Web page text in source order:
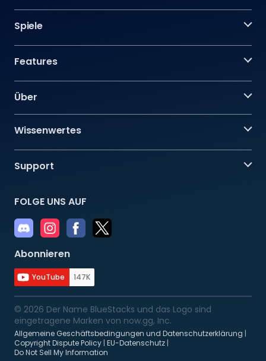
Spiele
Features
Über
Wissenwertes
Support
FOLGE UNS AUF
Abonnieren
YouTube 147K
© 2026 Der Name BlueStacks und das Logo sind
eingetragene Marken von now.gg, Inc.
Allgemeine Geschäftsbedingungen und Datenschutzerklärung |
Copyright Dispute Policy | EU-Datenschutz |
Do Not Sell My Information